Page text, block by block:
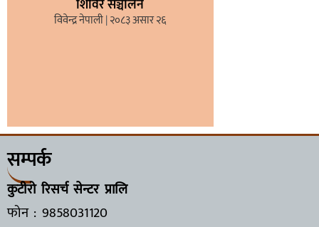
शिविर सञ्चालन
विवेन्द्र नेपाली २०८३ असार २६
सम्पर्क
कुटीरो रिसर्च सेन्टर प्रालि
फोन : 9858031120